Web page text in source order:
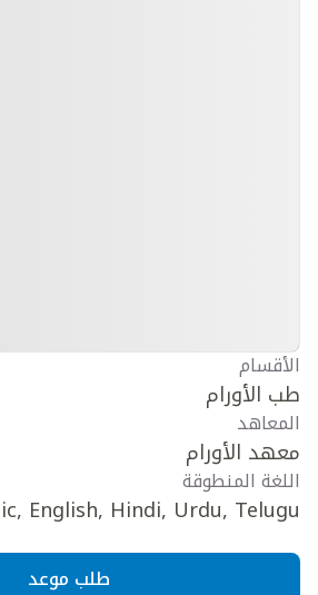
الأقسام
طب الأورام
المعاهد
معهد الأورام
اللغة المنطوقة
English, Hindi, Urdu, Telugu
طلب موعد